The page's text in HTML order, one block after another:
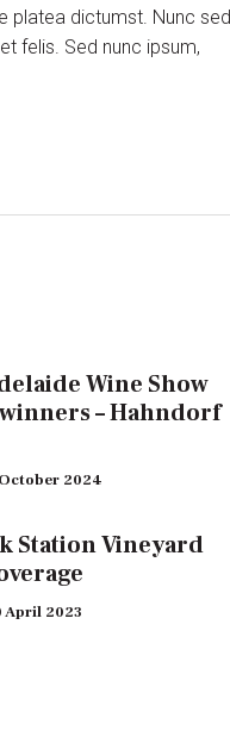
platea dictumst. Nunc sed
felis. Sed nunc ipsum,
Wine Show
– Hahndorf
2024
Station Vineyard
April 2023